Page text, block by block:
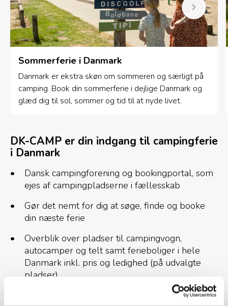
Sommerferie i Danmark
Danmark er ekstra skøn om sommeren og særligt på
camping. Book din sommerferie i dejlige Danmark og
glæd dig til sol, sommer og tid til at nyde livet.
DK-CAMP er din indgang til campingferie
i Danmark
Dansk campingforening og bookingportal, som
ejes af campingpladserne i fællesskab
Gør det nemt for dig at søge, finde og booke
din næste ferie
Overblik over pladser til campingvogn,
autocamper og telt samt ferieboliger i hele
Danmark inkl. pris og ledighed (på udvalgte
pladser)
Find campingpladser i hele danmark